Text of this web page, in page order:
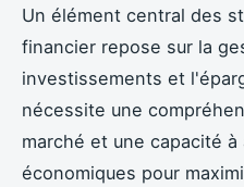
Un élément central des
financier repose sur la
investissements et
nécessite une
marché et une capacité
économiques pour